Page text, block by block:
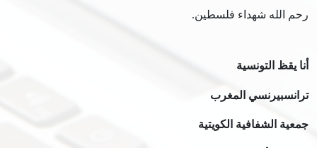
رحم الله شهداء فلسطين.
أنا يقظ التونسية
ترانسبيرنسي المغرب
جمعية الشفافية الكويتية